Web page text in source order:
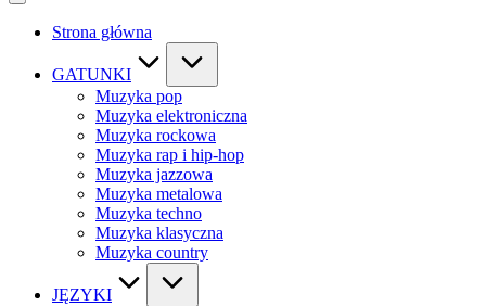
Strona główna
GATUNKI
Muzyka pop
Muzyka elektroniczna
Muzyka rockowa
Muzyka rap i hip-hop
Muzyka jazzowa
Muzyka metalowa
Muzyka techno
Muzyka klasyczna
Muzyka country
JĘZYKI